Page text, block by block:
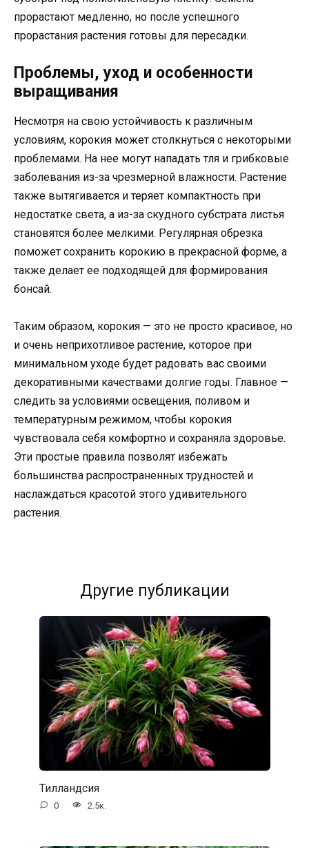
прорастают медленно, но после успешного
прорастания растения готовы для пересадки.
Проблемы, уход и особенности
выращивания
Несмотря на свою устойчивость к различным
условиям, корокия может столкнуться с некоторыми
проблемами. На нее могут нападать тля и грибковые
заболевания из-за чрезмерной влажности. Растение
также вытягивается и теряет компактность при
недостатке света, а из-за скудного субстрата листья
становятся более мелкими. Регулярная обрезка
поможет сохранить корокию в прекрасной форме, а
также делает ее подходящей для формирования
бонсай.
Таким образом, корокия — это не просто красивое, но
и очень неприхотливое растение, которое при
минимальном уходе будет радовать вас своими
декоративными качествами долгие годы. Главное —
следить за условиями освещения, поливом и
температурным режимом, чтобы корокия
чувствовала себя комфортно и сохраняла здоровье.
Эти простые правила позволят избежать
большинства распространенных трудностей и
наслаждаться красотой этого удивительного
растения.
Другие публикации
Тилландсия
0 2.5к.